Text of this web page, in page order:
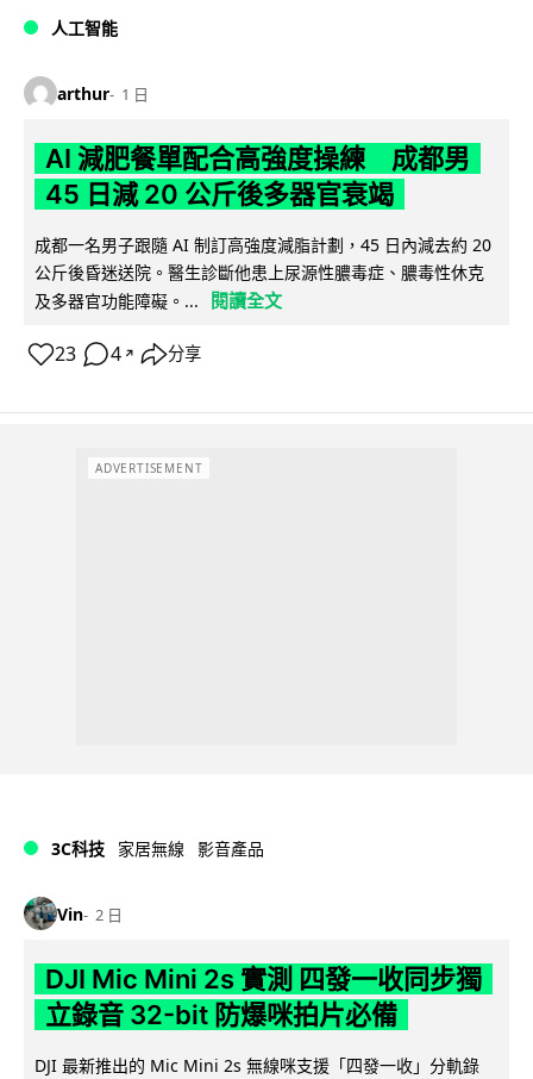
人工智能
arthur 1 日
AI 減肥餐單配合高強度操練 成都男
45 日減 20 公斤後多器官衰竭
成都一名男子跟隨 AI 制訂高強度減脂計劃，45 日內減去約 20
公斤後昏迷送院。醫生診斷他患上尿源性膿毒症、膿毒性休克
及多器官功能障礙。...
閱讀全文
23 4 ↗ 分享
ADVERTISEMENT
3C科技 家居無線 影音產品
Vin 2 日
DJI Mic Mini 2s 實測 四發一收同步獨
立錄音 32-bit 防爆咪拍片必備
DJI 最新推出的 Mic Mini 2s 無線咪支援「四發一收」分軌錄